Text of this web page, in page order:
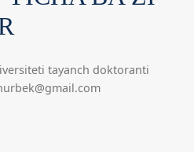
tayanch doktoranti